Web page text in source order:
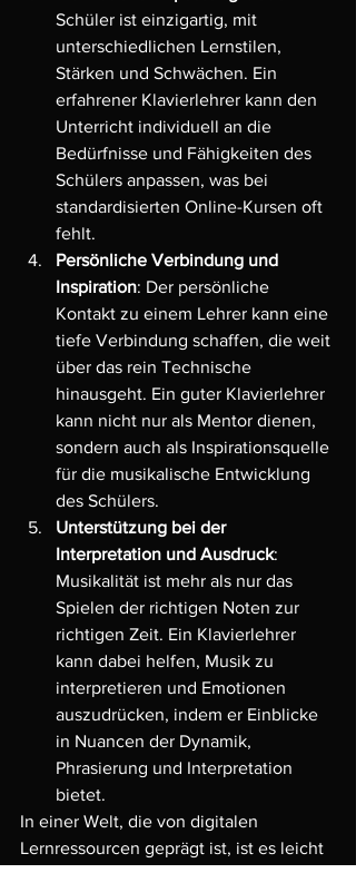
Schüler ist einzigartig, mit
unterschiedlichen Lernstilen,
Stärken und Schwächen. Ein
erfahrener Klavierlehrer kann den
Unterricht individuell an die
Bedürfnisse und Fähigkeiten des
Schülers anpassen, was bei
standardisierten Online-Kursen oft
fehlt.
Persönliche Verbindung und
Inspiration: Der persönliche
Kontakt zu einem Lehrer kann eine
tiefe Verbindung schaffen, die weit
über das rein Technische
hinausgeht. Ein guter Klavierlehrer
kann nicht nur als Mentor dienen,
sondern auch als Inspirationsquelle
für die musikalische Entwicklung
des Schülers.
Unterstützung bei der
Interpretation und Ausdruck:
Musikalität ist mehr als nur das
Spielen der richtigen Noten zur
richtigen Zeit. Ein Klavierlehrer
kann dabei helfen, Musik zu
interpretieren und Emotionen
auszudrücken, indem er Einblicke
in Nuancen der Dynamik,
Phrasierung und Interpretation
bietet.
In einer Welt, die von digitalen
Lernressourcen geprägt ist, ist es leicht